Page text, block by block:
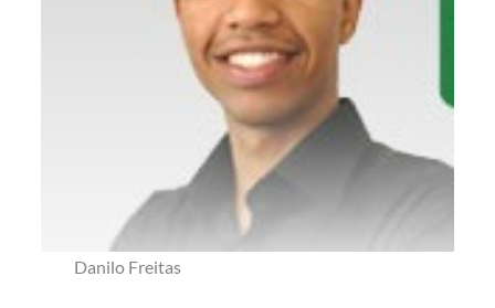
Danilo Freitas